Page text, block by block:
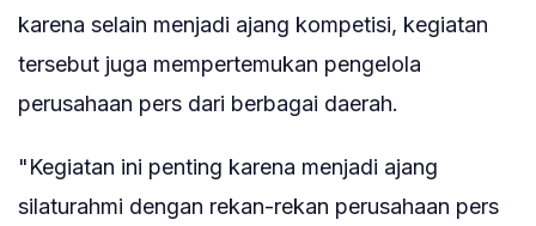
karena selain menjadi ajang kompetisi, kegiatan
tersebut juga mempertemukan pengelola
perusahaan pers dari berbagai daerah.
"Kegiatan ini penting karena menjadi ajang
silaturahmi dengan rekan-rekan perusahaan pers